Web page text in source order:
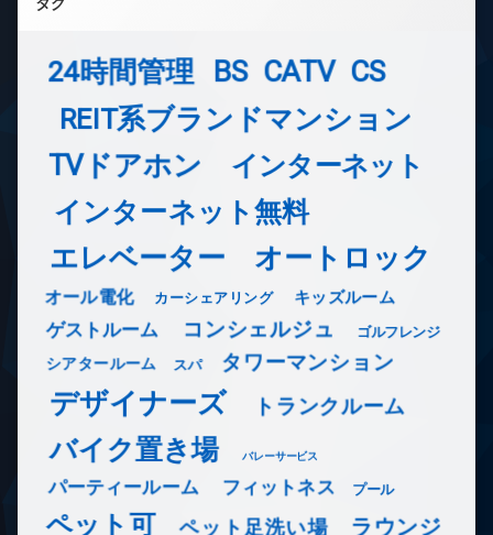
24時間管理 BS CATV CS
REIT系ブランドマンション
TVドアホン インターネット
インターネット無料
エレベーター オートロック
オール電化 カーシェアリング キッズルーム
ゲストルーム コンシェルジュ ゴルフレンジ
シアタールーム スパ タワーマンション
デザイナーズ トランクルーム
バイク置き場 バレーサービス
パーティールーム フィットネス プール
ペット可 ペット足洗い場 ラウンジ